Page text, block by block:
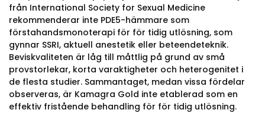
från International Society for Sexual Medicine
rekommenderar inte PDE5-hämmare som
förstahandsmonoterapi för för tidig utlösning, som
gynnar SSRI, aktuell anestetik eller beteendeteknik.
Beviskvaliteten är låg till måttlig på grund av små
provstorlekar, korta varaktigheter och heterogenitet i
de flesta studier. Sammantaget, medan vissa fördelar
observeras, är Kamagra Gold inte etablerad som en
effektiv fristående behandling för för tidig utlösning.